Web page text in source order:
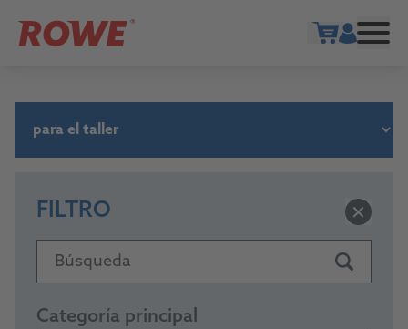
FILTRO
Búsqueda
Categoría principal